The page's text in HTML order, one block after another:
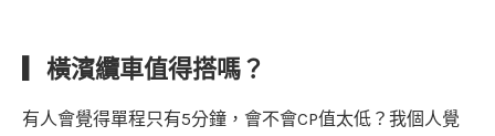
▎橫濱纜車值得搭嗎？
有人會覺得單程只有5分鐘，會不會CP值太低？我個人覺